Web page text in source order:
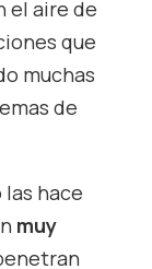
el aire de
que
muchas
de
hace
muy